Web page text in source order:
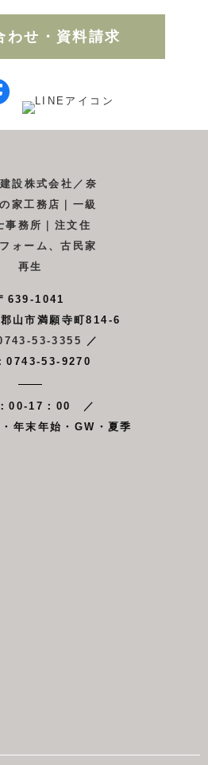
わせ・資料請求
639-1041
山市満願寺町814-6
53-3355
／
0743-53-9270
：00-17：00 ／
年末年始・GW・夏季